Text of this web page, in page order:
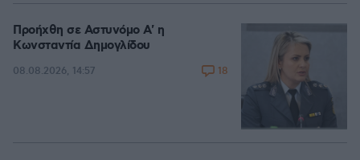
Προήχθη σε Αστυνόμο Α' η
Κωνσταντία Δημογλίδου
08.08.2026, 14:57 18